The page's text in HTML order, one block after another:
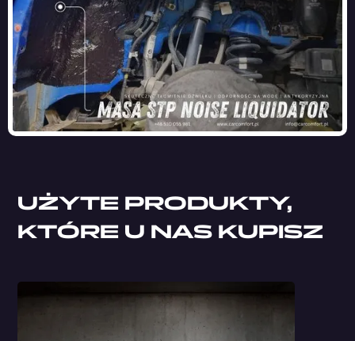
UŻYTE PRODUKTY,
KTÓRE U NAS KUPISZ